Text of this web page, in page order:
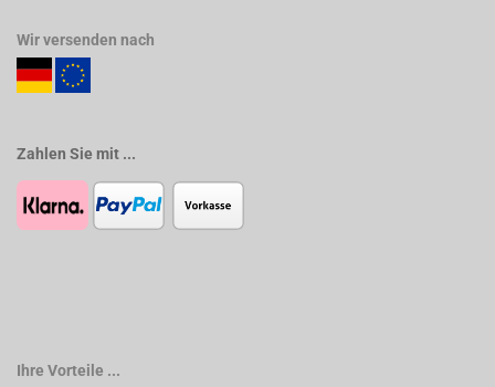
Wir versenden nach
Zahlen Sie mit ...
Ihre Vorteile ...